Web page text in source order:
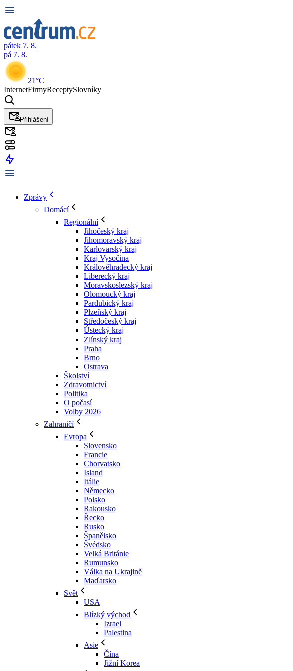
pátek 7. 8.
pá 7. 8.
21°C
InternetFirmyReceptySlovníky
Přihlášení
Zprávy
Domácí
Regionální
Jihočeský kraj
Jihomoravský kraj
Karlovarský kraj
Kraj Vysočina
Králověhradecký kraj
Liberecký kraj
Moravskoslezský kraj
Olomoucký kraj
Pardubický kraj
Plzeňský kraj
Středočeský kraj
Ústecký kraj
Zlínský kraj
Praha
Brno
Ostrava
Školství
Zdravotnictví
Politika
O počasí
Volby 2026
Zahraničí
Evropa
Slovensko
Francie
Chorvatsko
Island
Itálie
Německo
Polsko
Rakousko
Řecko
Rusko
Španělsko
Švédsko
Velká Británie
Rumunsko
Válka na Ukrajině
Maďarsko
Svět
USA
Blízký východ
Izrael
Palestina
Asie
Čína
Jižní Korea